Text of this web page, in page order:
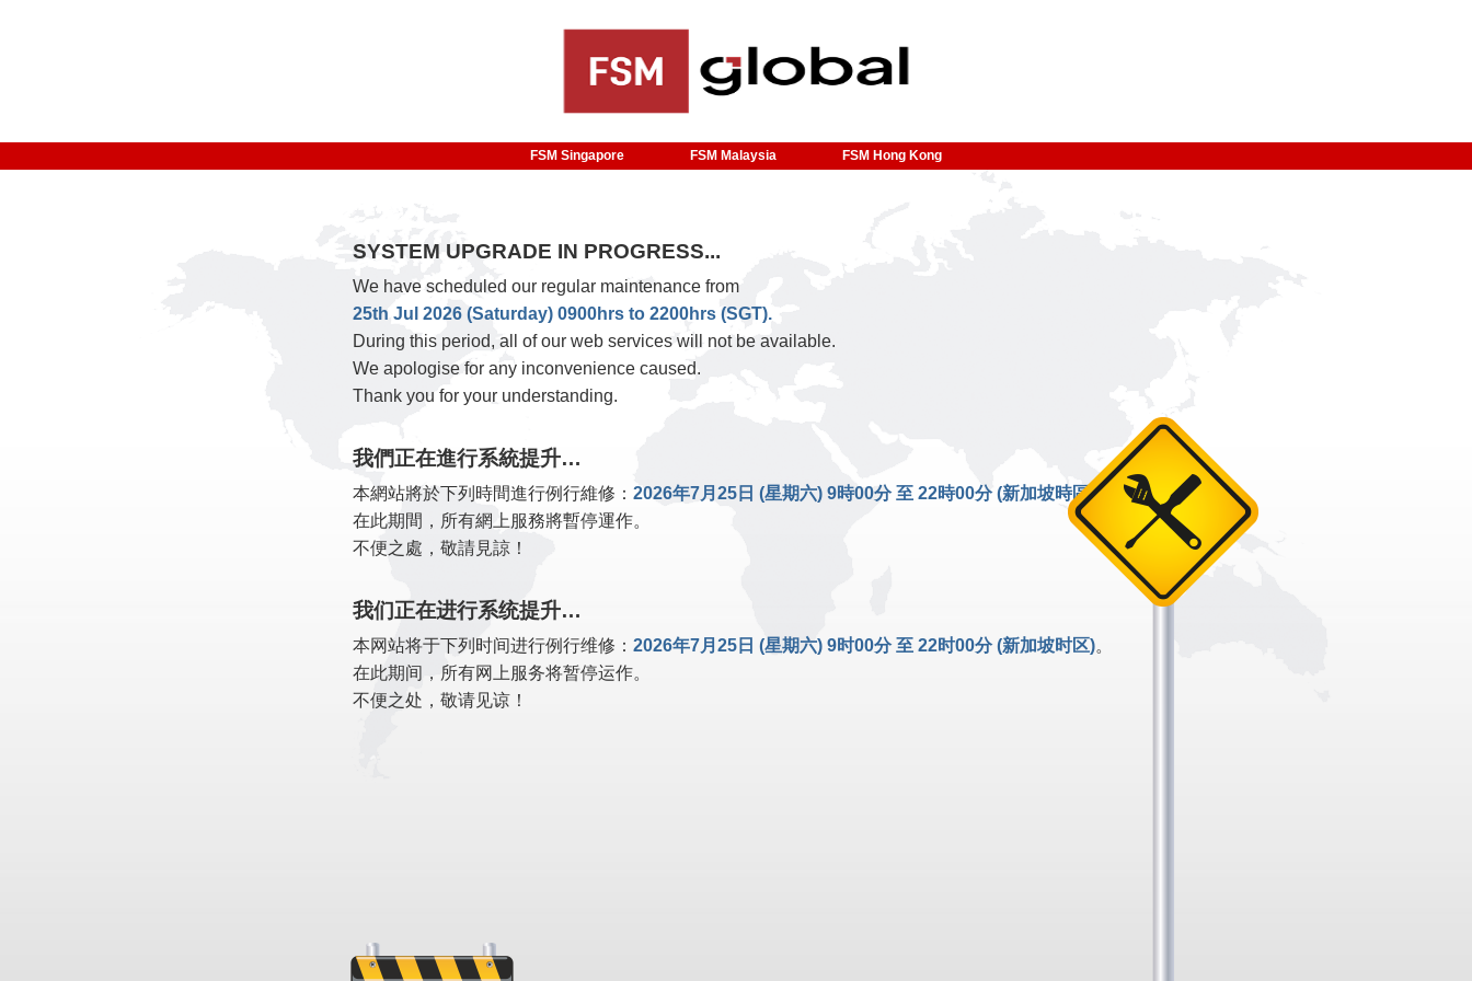
FSM Singapore FSM Malaysia FSM Hong Kong
SYSTEM UPGRADE IN PROGRESS...
We have scheduled our regular maintenance from
25th Jul 2026 (Saturday) 0900hrs to 2200hrs (SGT).
During this period, all of our web services will not be available.
We apologise for any inconvenience caused.
Thank you for your understanding.
我們正在進行系統提升…
本網站將於下列時間進行例行維修： 2026年7月25日 (星期六) 9時00分 至 22時00分 (新加坡時區)。
在此期間，所有網上服務將暫停運作。
不便之處，敬請見諒！
我们正在进行系统提升…
本网站将于下列时间进行例行维修： 2026年7月25日 (星期六) 9时00分 至 22时00分 (新加坡时区)。
在此期间，所有网上服务将暂停运作。
不便之处，敬请见谅！